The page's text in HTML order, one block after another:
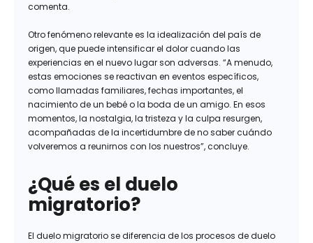
comenta.
Otro fenómeno relevante es la idealización del país de
origen, que puede intensificar el dolor cuando las
experiencias en el nuevo lugar son adversas. “A menudo,
estas emociones se reactivan en eventos específicos,
como llamadas familiares, fechas importantes, el
nacimiento de un bebé o la boda de un amigo. En esos
momentos, la nostalgia, la tristeza y la culpa resurgen,
acompañadas de la incertidumbre de no saber cuándo
volveremos a reunirnos con los nuestros”, concluye.
¿Qué es el duelo
migratorio?
El duelo migratorio se diferencia de los procesos de duelo